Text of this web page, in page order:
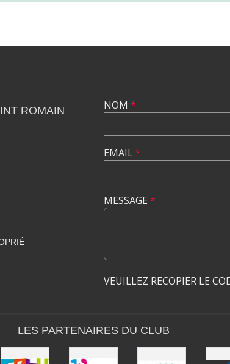
ROMAIN
NOM *
EMAIL*
MESSAGE *
VEUILLEZ RECOPIER LE
LES PARTENAIRES DU CLUB